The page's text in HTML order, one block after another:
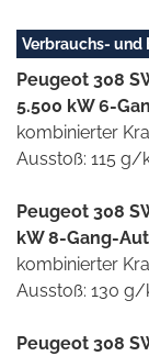
Verbrauchs- und
Peugeot 308
5.500 kW 6-
kombinierter
Ausstoß: 115 g/
Peugeot 308
kW 8-Gang-
kombinierter
Ausstoß: 130 g/
Peugeot 308